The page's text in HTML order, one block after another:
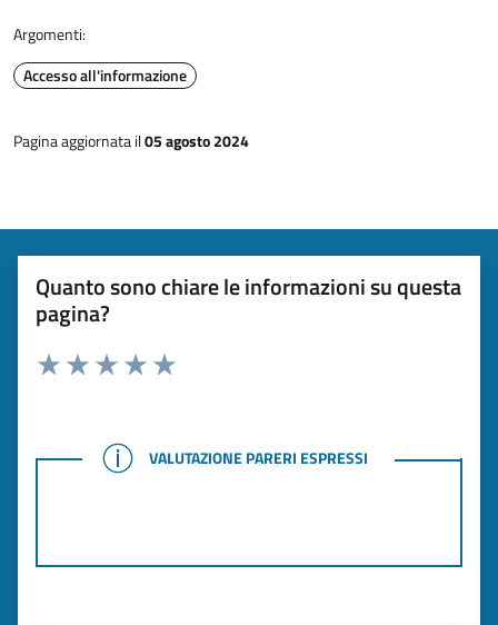
Argomenti:
Accesso all'informazione
Pagina aggiornata il05 agosto 2024
Quanto sono chiare le informazioni su questa
pagina?
Rating:
VALUTAZIONE PARERI ESPRESSI
VALUTAZIONE PARERI ESPRESSI